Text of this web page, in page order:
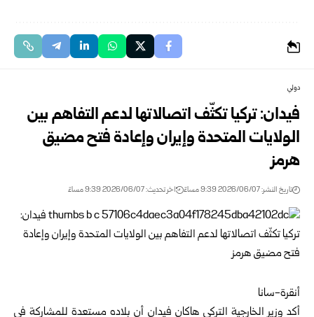
دولي
فيدان: تركيا تكثّف اتصالاتها لدعم التفاهم بين
الولايات المتحدة وإيران وإعادة فتح مضيق
هرمز
تاريخ النشر: 2026/06/07 9:39 مساءً اخر تحديث: 2026/06/07 9:39 مساءً
أنقرة-سانا
أكد وزير الخارجية التركي هاكان فيدان أن بلاده مستعدة للمشاركة في